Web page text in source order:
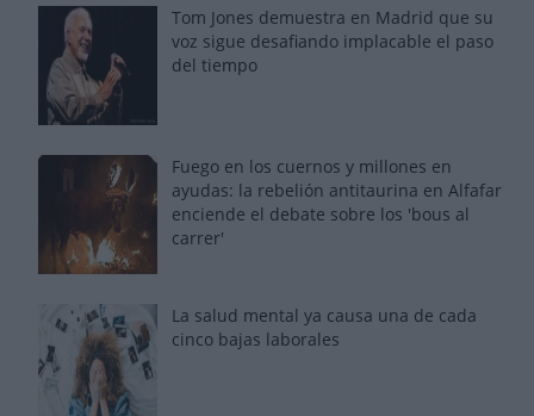
Tom Jones demuestra en Madrid que su
voz sigue desafiando implacable el paso
del tiempo
Fuego en los cuernos y millones en
ayudas: la rebelión antitaurina en Alfafar
enciende el debate sobre los 'bous al
carrer'
La salud mental ya causa una de cada
cinco bajas laborales